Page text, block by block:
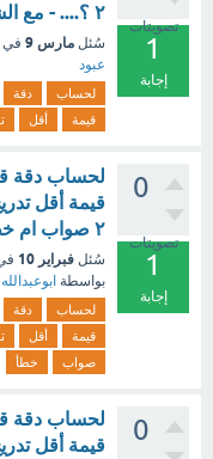
تصويتات
1
إجابة
٢ ؟.... - مع الشرح
سُئل مارس 9 في
عبود
لحساب دقة
قيمة
أقل
0
تصويتات
1
إجابة
لحساب دقة
قيمة أقل
٢ صواب ام خطأ ؟ - مع الشرح
سُئل فبراير 10
بواسطة ابوعبدالله
لحساب دقة
قيمة
أقل
صواب
خطأ
0
لحساب دقة
قيمة أقل